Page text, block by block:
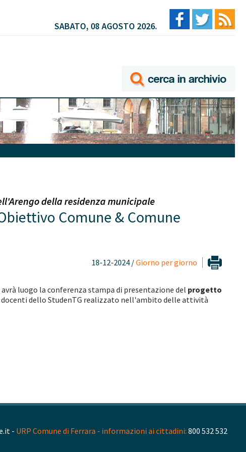
SABATO, 08 AGOSTO 2026.
della residenza municipale
Comune & Comune
18-12-2024 /Giorno per giorno
luogo la conferenza stampa di presentazione del progetto
docenti dello StudenTG realizzato nell'ambito delle attività
- URP Comune di Ferrara - informazioni ai cittadini: 800 532 532